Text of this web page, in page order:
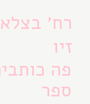
רח׳ בצלאל 57,
זיו
פה
ספר